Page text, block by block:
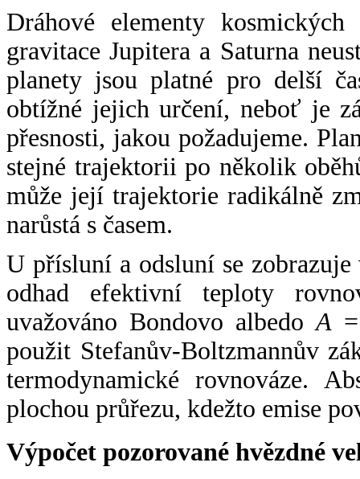
Dráhové elementy
gravitace Jupitera a Saturna
planety jsou platné pro delší
obtížné jejich určení, neboť je
přesnosti, jakou požadujeme.
stejné trajektorii po několik
může její trajektorie radikálně
narůstá s časem.
U přísluní a odsluní se
odhad efektivní teploty
uvažováno Bondovo albedoA
použit Stefanův-Boltzmannův
termodynamické rovnováze.
plochou průřezu, kdežto emise
Výpočet pozorované hvězdné